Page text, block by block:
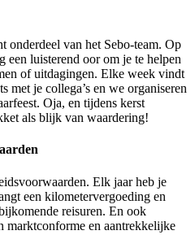
onderdeel van het Sebo-team. Op
een luisterend oor om je te helpen
of uitdagingen. Elke week vindt
met je collega’s en we organiseren
Oja, en tijdens kerst
als blijk van waardering!
Elk jaar heb je
een kilometervergoeding en
reisuren. En ook
marktconforme en aantrekkelijke